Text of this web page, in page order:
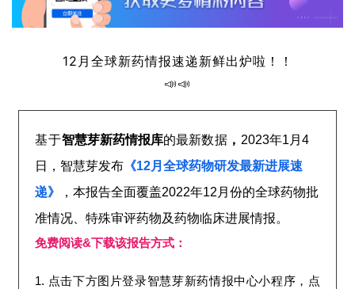
12月全球新药情报速递新鲜出炉啦！
！
📣📣
基于智慧芽新药情报库的最新数据 ， 2023年1月4
日，智慧芽发布 《12月全球药物研发最新进展速
递》
，本报告全面覆盖2022年12月份的全球药物批
准情况、特殊审评药物及药物临床进展情报。
免费阅读&下载该报告方式：
1. 点击下方图片登录智慧芽新药情报中心小程序，点